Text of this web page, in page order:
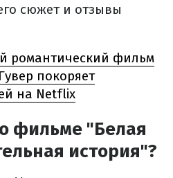
сюжет и отзывы
романтический фильм
покоряет
на Netflix
фильме "Белая
история"?